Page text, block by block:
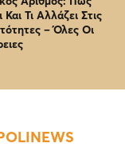
Και Τι Αλλάζει Στις
– Όλες Οι